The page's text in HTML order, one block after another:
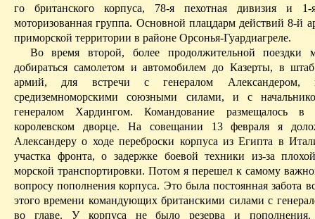
го британ­ского корпуса, 78-я пехотная дивизия и 1-я
моторизованная группа. Основной плацдарм действий 8-й
приморской территории в районе Орсонья-Гуардиагреле.
Во время второй, более продолжительной поездки
добираться самолетом и автомобилем до Казерты, в
армий, для встречи с генералом Александером,
средиземноморскими союзными силами, и с
генералом Хардингом. Командование размещалось в
королевском дворце. На совещании 13 февраля я
Александеру о ходе переброски корпуса из Египта в
участка фронта, о задержке боевой техники из-за
морской транспортировки. Потом я перешел к самому
вопросу пополнения корпуса. Это была постоянная забота
этого времени командующих британскими силами с
во главе. У корпуса не было резерва и пополнения.